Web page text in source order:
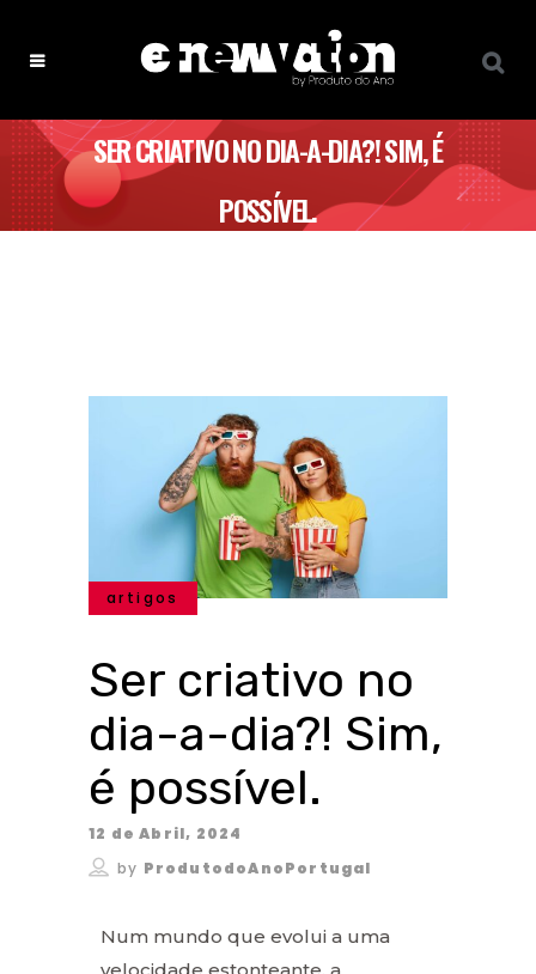
SER CRIATIVO NO DIA-A-DIA?! SIM, É
POSSÍVEL.
artigos
Ser criativo no
dia-a-dia?! Sim,
é possível.
12 de Abril, 2024
by ProdutodoAnoPortugal
Num mundo que evolui a uma